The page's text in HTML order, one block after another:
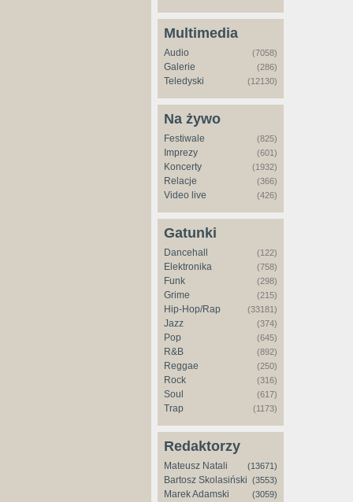
Multimedia
Audio (7058)
Galerie (286)
Teledyski (12130)
Na żywo
Festiwale (825)
Imprezy (601)
Koncerty (1932)
Relacje (366)
Video live (426)
Gatunki
Dancehall (122)
Elektronika (758)
Funk (298)
Grime (215)
Hip-Hop/Rap (33181)
Jazz (374)
Pop (645)
R&B (892)
Reggae (250)
Rock (316)
Soul (617)
Trap (1173)
Redaktorzy
Mateusz Natali (13671)
Bartosz Skolasiński (3553)
Marek Adamski (3059)